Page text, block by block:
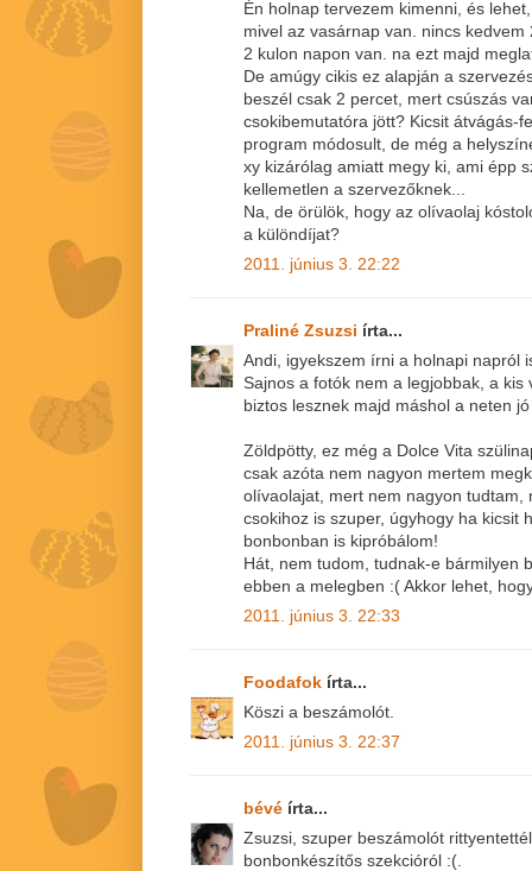
Én holnap tervezem kimenni, és
mivel az vasárnap van. nincs
2 kulon napon van. na ezt majd
De amúgy cikis ez alapján a
beszél csak 2 percet, mert csúszás
csokibemutatóra jött? Kicsit átvágás-
program módosult, de még a
xy kizárólag amiatt megy ki, ami épp
kellemetlen a szervezőknek...
Na, de örülök, hogy az olívaolaj
a különdíjat?
2011. június 3. 22:22
Praliné Zsuzsi írta...
Andi, igyekszem írni a holnapi napról
Sajnos a fotók nem a legjobbak, a
biztos lesznek majd máshol a neten
Zöldpötty, ez még a Dolce Vita
csak azóta nem nagyon mertem
olívaolajat, mert nem nagyon tudtam,
csokihoz is szuper, úgyhogy ha kicsit
bonbonban is kipróbálom!
Hát, nem tudom, tudnak-e bármilyen
ebben a melegben :( Akkor lehet,
2011. június 3. 22:33
Foodafok írta...
Köszi a beszámolót.
2011. június 3. 22:37
bévé írta...
Zsuzsi, szuper beszámolót
bonbonkészítős szekcióról :(.